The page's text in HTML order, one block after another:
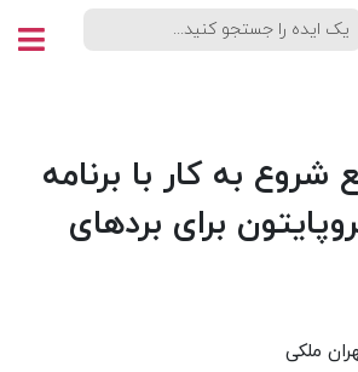
به کار با برنامه
برای بردهای
ملکی